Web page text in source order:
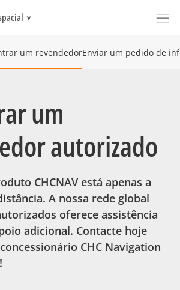
um revendedorEnviar um pedido de
um
autorizado
CHCNAV está apenas a
A nossa rede global
oferece assistência
adicional. Contacte hoje
CHC Navigation